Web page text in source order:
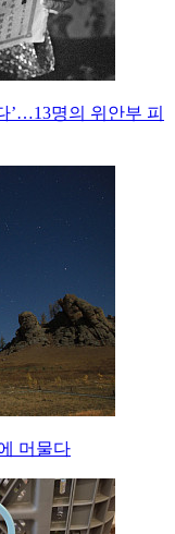
’…13명의 위안부 피
머물다